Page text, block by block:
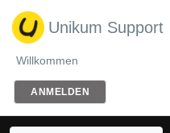
Unikum Support
Willkommen
ANMELDEN